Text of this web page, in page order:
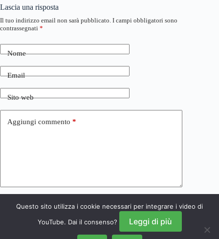
Lascia una risposta
Il tuo indirizzo email non sarà pubblicato. I campi obbligatori sono
contrassegnati *
Nome
Email
Sito web
Aggiungi commento *
Invia commento
Questo sito utilizza i cookie necessari per integrare i video di
YouTube. Dai il consenso?
Leggi di più